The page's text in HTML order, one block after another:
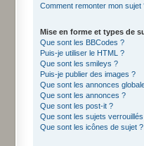
Comment remonter mon sujet
Mise en forme et types de
Que sont les BBCodes ?
Puis-je utiliser le HTML ?
Que sont les smileys ?
Puis-je publier des images ?
Que sont les annonces
Que sont les annonces ?
Que sont les post-it ?
Que sont les sujets
Que sont les icônes de sujet ?